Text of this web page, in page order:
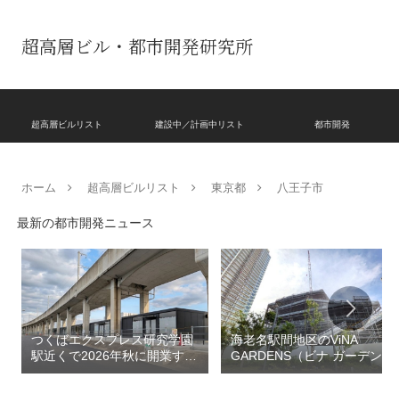
超高層ビル・都市開発研究所
超高層ビルリスト 建設中／計画中リスト 都市開発
ホーム 超高層ビルリスト 東京都 八王子市
最新の都市開発ニュース
つくばエクスプレス研究学園
駅近くで2026年秋に開業する
高架下商業施設「寿横
海老名駅間地区のViNA
GARDENS（ビナ ガーデン
ズ）で建設中の「（仮称）フ